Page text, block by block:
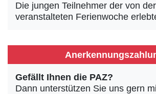
Die jungen Teilnehmer der von
veranstalteten Ferienwoche
Gefällt Ihnen die PAZ?
Dann unterstützen Sie uns gern